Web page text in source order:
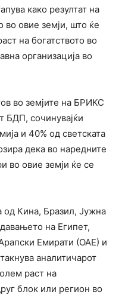
како резултат на
во овие земји, што ќе
на богатството во
организација во
во земјите на БРИКС
БДП, сочинувајќи
и 40% од светската
дека во наредните
во овие земји ќе се
од Кина, Бразил, Јужна
на Египет,
Емирати (ОАЕ) и
аналитичарот
раст на
блок или регион во